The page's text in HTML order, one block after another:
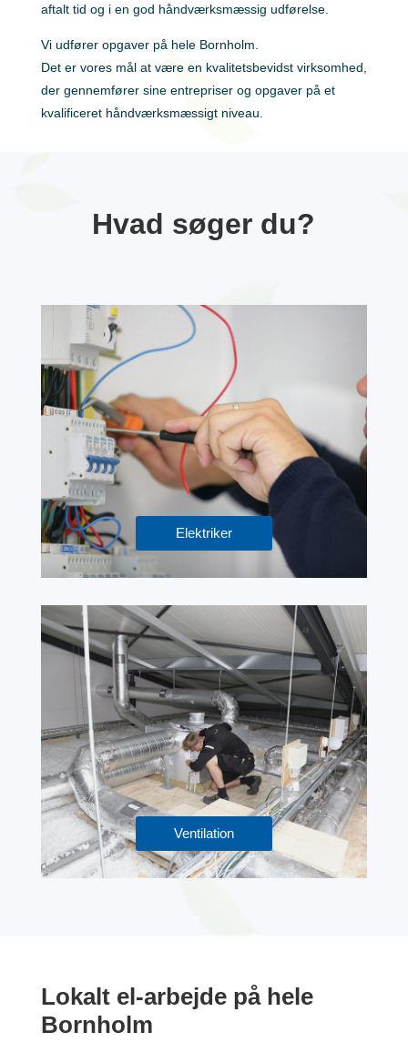
aftalt tid og i en god håndværksmæssig udførelse.
Vi udfører opgaver på hele Bornholm.
Det er vores mål at være en kvalitetsbevidst virksomhed,
der gennemfører sine entrepriser og opgaver på et
kvalificeret håndværksmæssigt niveau.
Hvad søger du?
Elektriker
Ventilation
Lokalt el-arbejde på hele
Bornholm